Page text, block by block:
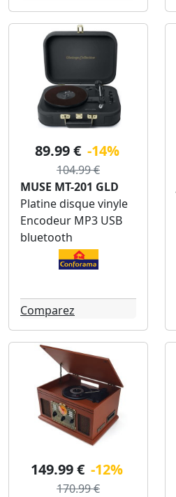
89.99 € -14%
104.99 €
MUSE MT-201 GLD
Platine disque vinyle
Encodeur MP3 USB
bluetooth
Comparez
149.99 € -12%
170.99 €